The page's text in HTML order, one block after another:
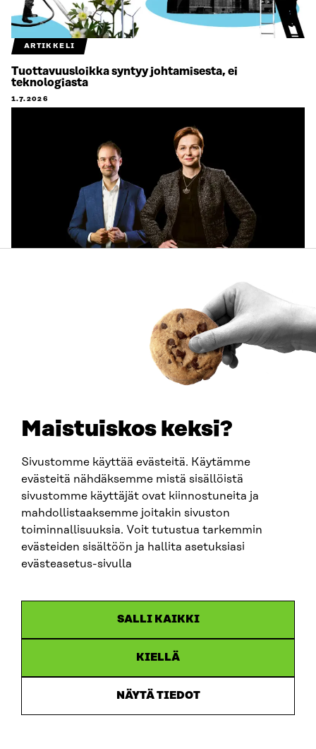
Maistuiskos keksi?
Sivustomme käyttää evästeitä. Käytämme
evästeitä nähdäksemme mistä sisällöistä
sivustomme käyttäjät ovat kiinnostuneita ja
mahdollistaaksemme joitakin sivuston
toiminnallisuuksia. Voit tutustua tarkemmin
evästeiden sisältöön ja hallita asetuksiasi
evästeasetus-sivulla
SALLI KAIKKI
KIELLÄ
NÄYTÄ TIEDOT
ARTIKKELI
Tuottavuusloikka syntyy johtamisesta, ei
teknologiasta
1.7.2026
Käyttäjien tarpeet keskiöön ja käytännön pilotteja –
Muistio esittää 10 suositusta ekosysteemitilinpidon
ARTIKKELI
China shock 2.0 – Eurooppa havahtuu liian hitaasti
Kiinan järjestelmävaltaan